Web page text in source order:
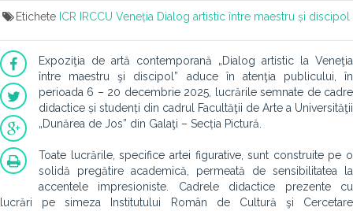
Etichete ICR IRCCU Veneția Dialog artistic între maestru și discipol
Expoziţia de artă contemporană „Dialog artistic la Veneţia
între maestru şi discipol” aduce în atenţia publicului, în
perioada 6 – 20 decembrie 2025, lucrările semnate de cadre
didactice și studenți din cadrul Facultăţii de Arte a Universităţii
„Dunărea de Jos” din Galaţi – Secția Pictură.
Toate lucrările, specifice artei figurative, sunt construite pe o
solidă pregătire academică, permeată de sensibilitatea la
accentele impresioniste. Cadrele didactice prezente cu
lucrări pe simeza Institutului Român de Cultură şi Cercetare